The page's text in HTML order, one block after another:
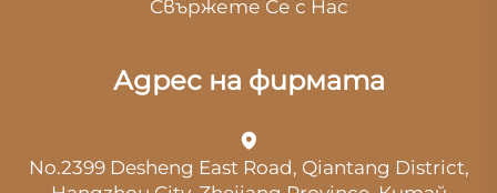
Свържете Се с Нас
Адрес на фирмата
No.2399 Desheng East Road, Qiantang District,